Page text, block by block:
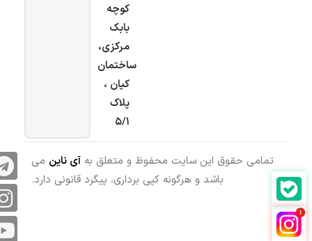
کوچه
بابک
مرکزی،
ساختمان
کیان ،
پلاک
۵/۱
تمامی حقوق این سایت محفوظ و متعلق به آی ناین می
باشد و هرگونه کپی برداری، پیگرد قانونی دارد.